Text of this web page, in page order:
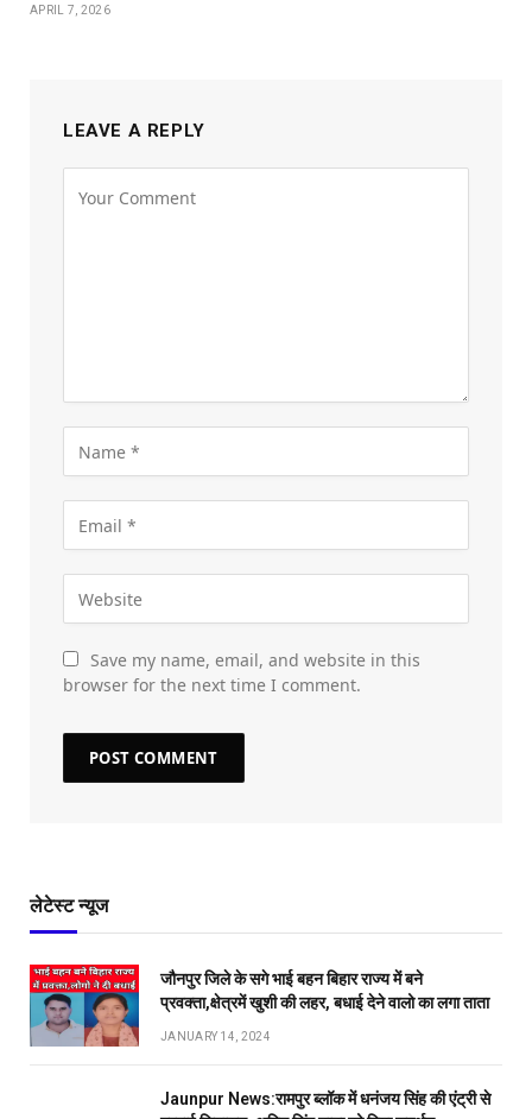
APRIL 7, 2026
LEAVE A REPLY
Save my name, email, and website in this
browser for the next time I comment.
लेटेस्ट न्यूज
जौनपुर जिले के सगे भाई बहन बिहार राज्य में बने
प्रवक्ता,क्षेत्रमें खुशी की लहर, बधाई देने वालो का लगा ताता
JANUARY 14, 2024
Jaunpur News:रामपुर ब्लॉक में धनंजय सिंह की एंट्री से